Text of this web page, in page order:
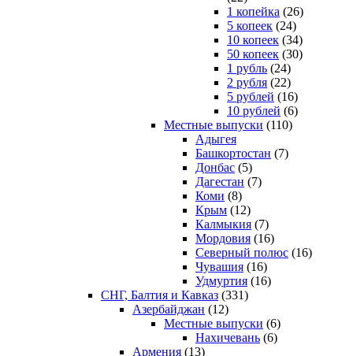
1 копейка (26)
5 копеек (24)
10 копеек (34)
50 копеек (30)
1 рубль (24)
2 рубля (22)
5 рублей (16)
10 рублей (6)
Местные выпуски (110)
Адыгея
Башкортостан (7)
Донбас (5)
Дагестан (7)
Коми (8)
Крым (12)
Калмыкия (7)
Мордовия (16)
Северный полюс (16)
Чувашия (16)
Удмуртия (16)
СНГ, Балтия и Кавказ (331)
Азербайджан (12)
Местные выпуски (6)
Нахичевань (6)
Армения (13)